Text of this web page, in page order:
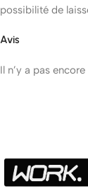
Avis
Il n’y a pas encore
possibilité de